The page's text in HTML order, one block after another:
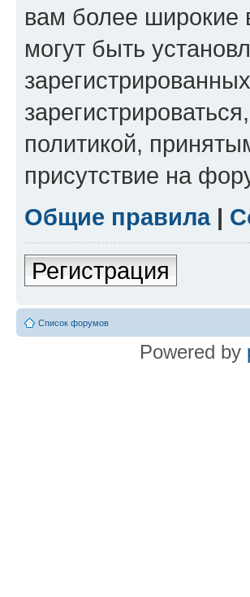
вам более широкие
могут быть
политикой,
присутствие на
Общие правила|
Регистрация
Список форумов
Powered by